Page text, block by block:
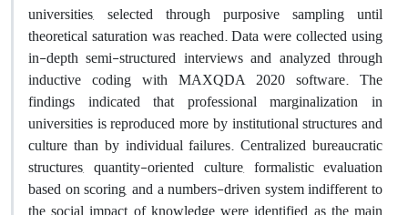
universities, selected through purposive sampling until
theoretical saturation was reached. Data were collected using
in-depth semi-structured interviews and analyzed through
inductive coding with MAXQDA 2020 software. The
findings indicated that professional marginalization in
universities is reproduced more by institutional structures and
culture than by individual failures. Centralized bureaucratic
structures, quantity-oriented culture, formalistic evaluation
based on scoring, and a numbers-driven system indifferent to